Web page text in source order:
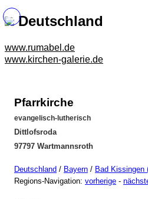
Deutschland
www.rumabel.de
www.kirchen-galerie.de
Pfarrkirche
evangelisch-lutherisch
Dittlofsroda
97797 Wartmannsroth
Deutschland / Bayern / Bad Kissingen
Regions-Navigation: vorherige -